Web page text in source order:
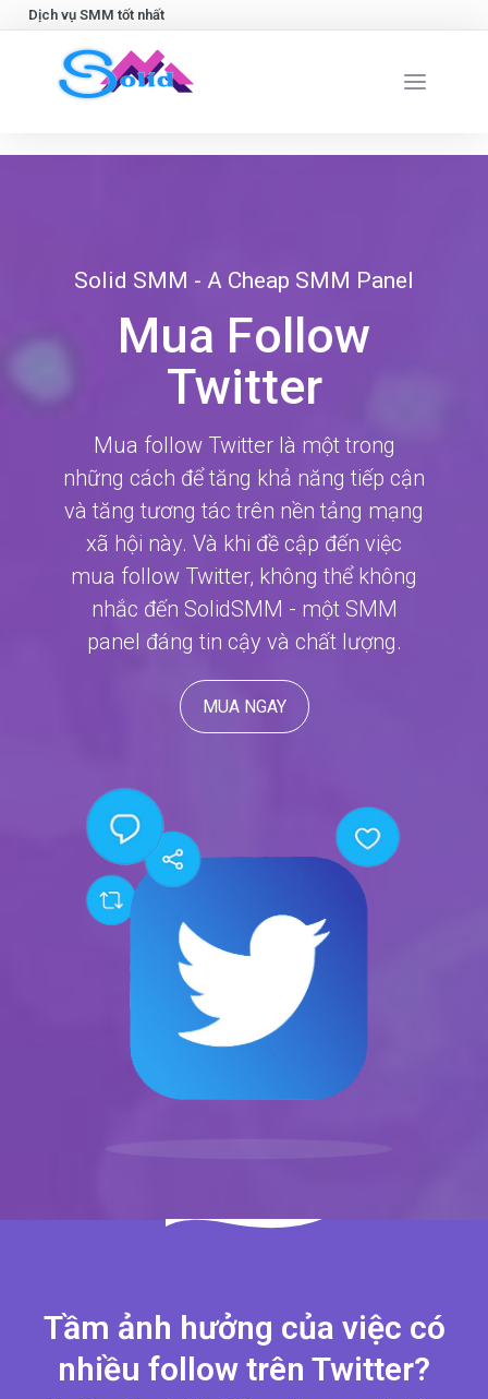
Dịch vụ SMM tốt nhất
Solid SMM - A Cheap SMM Panel
Mua Follow
Twitter
Mua follow Twitter là một trong
những cách để tăng khả năng tiếp cận
và tăng tương tác trên nền tảng mạng
xã hội này. Và khi đề cập đến việc
mua follow Twitter, không thể không
nhắc đến SolidSMM - một SMM
panel đáng tin cậy và chất lượng.
MUA NGAY
Tầm ảnh hưởng của việc có
nhiều follow trên Twitter?